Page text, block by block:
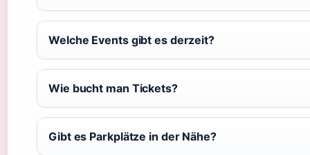
Welche Events gibt es derzeit?
Wie bucht man Tickets?
Gibt es Parkplätze in der Nähe?